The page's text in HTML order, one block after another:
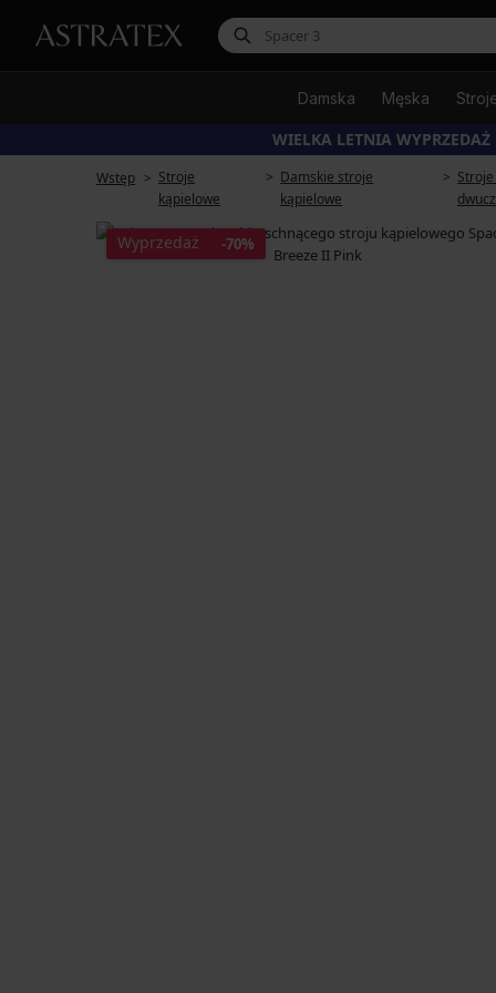
Damska Męska
WIELKA LETNIA
Wstęp
Stroje
kąpielowe
Damskie stroje
kąpielowe
Wyprzedaż -70%